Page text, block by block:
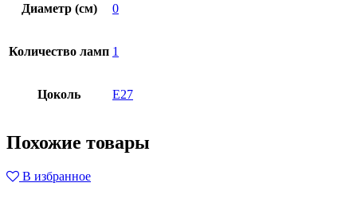
Диаметр (см) 0
Количество ламп 1
Цоколь E27
Похожие товары
В избранное